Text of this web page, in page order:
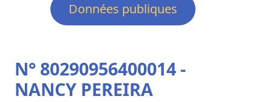
Données publiques
N° 80290956400014 -
NANCY PEREIRA